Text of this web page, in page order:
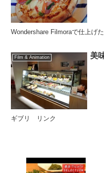
Wondershare Filmoraで仕上げ
Film & Animation 美
ギブリ リンク